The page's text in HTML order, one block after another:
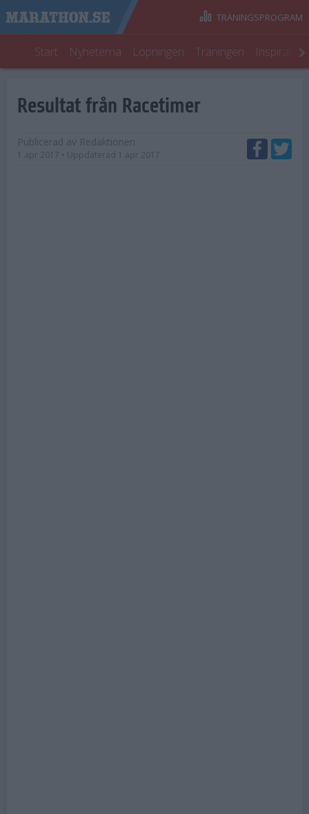
Start Nyheterna Löpningen Träningen
TRÄNINGSPROGRAM
Resultat från Racetimer
Publicerad av Redaktionen
1 apr 2017 • Uppdaterad 1 apr 2017